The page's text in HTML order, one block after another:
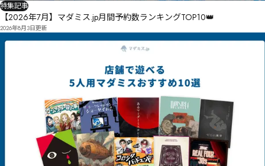
特集記事
【2026年7月】マダミス.jp月間予約数ランキングTOP10👑
2026年8月3日更新